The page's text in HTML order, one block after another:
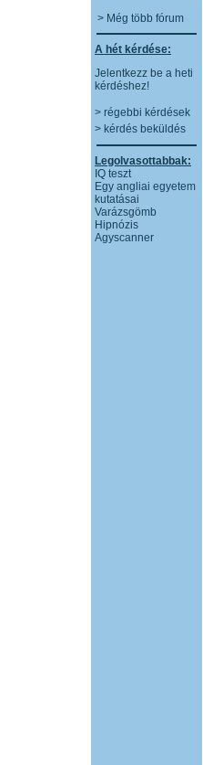
> Még több fórum
A hét kérdése:
Jelentkezz be a heti
kérdéshez!
> régebbi kérdések
> kérdés beküldés
Legolvasottabbak:
IQ teszt
Egy angliai egyetem
kutatásai
Varázsgömb
Hipnózis
Agyscanner